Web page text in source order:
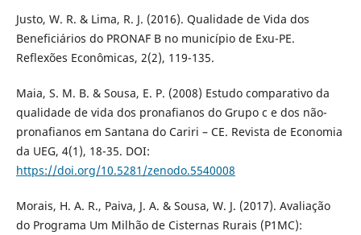
Justo, W. R. & Lima, R. J. (2016). Qualidade de Vida dos
Beneficiários do PRONAF B no município de Exu-PE.
Reflexões Econômicas, 2(2), 119-135.
Maia, S. M. B. & Sousa, E. P. (2008) Estudo comparativo da
qualidade de vida dos pronafianos do Grupo c e dos não-
pronafianos em Santana do Cariri – CE. Revista de Economia
da UEG, 4(1), 18-35. DOI:
https://doi.org/10.5281/zenodo.5540008
Morais, H. A. R., Paiva, J. A. & Sousa, W. J. (2017). Avaliação
do Programa Um Milhão de Cisternas Rurais (P1MC):